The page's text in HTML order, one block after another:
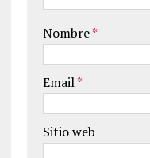
Nombre*
Email*
Sitio web